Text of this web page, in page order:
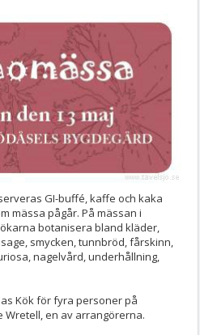
GI-buffé, kaffe och kaka
mässa pågår. På mässan i
botanisera bland kläder,
smycken, tunnbröd, fårskinn,
nagelvård, underhållning,
Kök för fyra personer på
Wretell, en av arrangörerna.